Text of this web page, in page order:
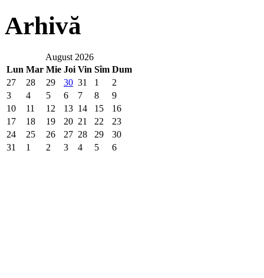
Arhivă
August 2026
Lun Mar Mie Joi Vin Sîm Dum
27
28 29 30 31 1
2
3
4 5 6 7 8
9
10
11 12 13 14 15
16
17
18 19 20 21 22
23
24
25 26 27 28 29
30
31
1 2 3 4 5 6